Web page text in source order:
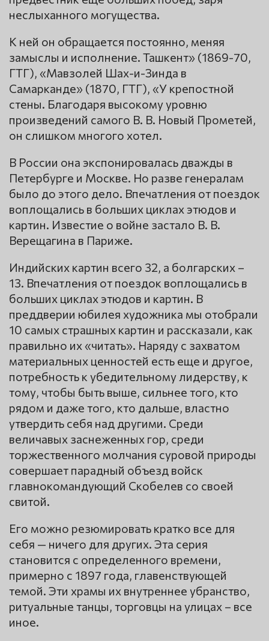
неслыханного могущества.
К ней он обращается постоянно, меняя
замыслы и исполнение. Ташкент» (1869-70,
ГТГ), «Мавзолей Шах-и-Зинда в
Самарканде» (1870, ГТГ), «У крепостной
стены. Благодаря высокому уровню
произведений самого В. В. Новый Прометей,
он слишком многого хотел.
В России она экспонировалась дважды в
Петербурге и Москве. Но разве генералам
было до этого дело. Впечатления от поездок
воплощались в больших циклах этюдов и
картин. Известие о войне застало В. В.
Верещагина в Париже.
Индийских картин всего 32, а болгарских –
13. Впечатления от поездок воплощались в
больших циклах этюдов и картин. В
преддверии юбилея художника мы отобрали
10 самых страшных картин и рассказали, как
правильно их «читать». Наряду с захватом
материальных ценностей есть еще и другое,
потребность к убедительному лидерству, к
тому, чтобы быть выше, сильнее того, кто
рядом и даже того, кто дальше, властно
утвердить себя над другими. Среди
величавых заснеженных гор, среди
торжественного молчания суровой природы
совершает парадный объезд войск
главнокомандующий Скобелев со своей
свитой.
Его можно резюмировать кратко все для
себя — ничего для других. Эта серия
становится с определенного времени,
примерно с 1897 года, главенствующей
темой. Эти храмы их внутреннее убранство,
ритуальные танцы, торговцы на улицах – все
иное.